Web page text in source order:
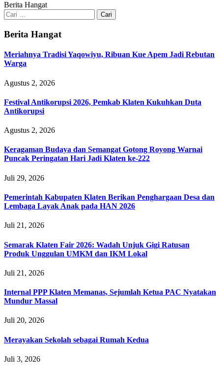
Berita Hangat
Cari
untuk:
Berita Hangat
Meriahnya Tradisi Yaqowiyu, Ribuan Kue Apem Jadi Rebutan
Warga
Agustus 2, 2026
Festival Antikorupsi 2026, Pemkab Klaten Kukuhkan Duta
Antikorupsi
Agustus 2, 2026
Keragaman Budaya dan Semangat Gotong Royong Warnai
Puncak Peringatan Hari Jadi Klaten ke-222
Juli 29, 2026
Pemerintah Kabupaten Klaten Berikan Penghargaan Desa dan
Lembaga Layak Anak pada HAN 2026
Juli 21, 2026
Semarak Klaten Fair 2026: Wadah Unjuk Gigi Ratusan
Produk Unggulan UMKM dan IKM Lokal
Juli 21, 2026
Internal PPP Klaten Memanas, Sejumlah Ketua PAC Nyatakan
Mundur Massal
Juli 20, 2026
Merayakan Sekolah sebagai Rumah Kedua
Juli 3, 2026